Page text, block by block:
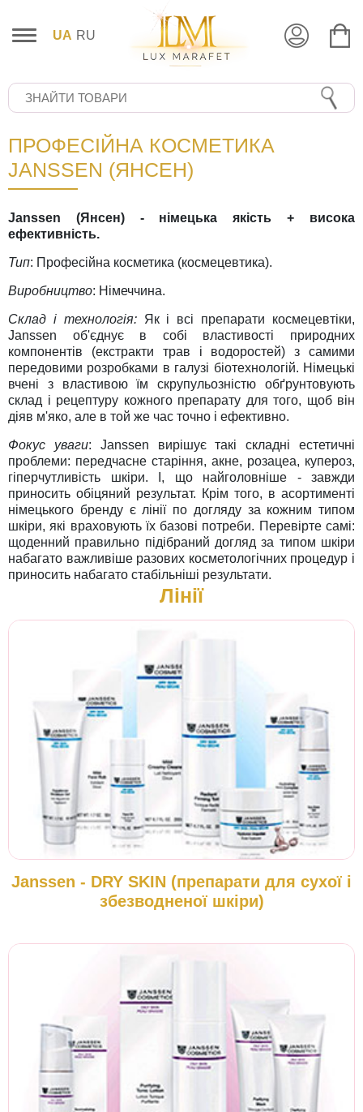
UA RU
ПРОФЕСІЙНА КОСМЕТИКА
JANSSEN (ЯНСЕН)
Janssen (Янсен) - німецька якість + висока
ефективність.
Тип: Професійна косметика (космецевтика).
Виробництво: Німеччина.
Склад і технологія:Як і всі препарати космецевтіки,
Janssen об'єднує в собі властивості природних
компонентів (екстракти трав і водоростей) з самими
передовими розробками в галузі біотехнологій. Німецькі
вчені з властивою їм скрупульозністю обґрунтовують
склад і рецептуру кожного препарату для того, щоб він
діяв м'яко, але в той же час точно і ефективно.
Фокус уваги: Janssen вирішує такі складні естетичні
проблеми: передчасне старіння, акне, розацеа, купероз,
гіперчутливість шкіри. І, що найголовніше - завжди
приносить обіцяний результат. Крім того, в асортименті
німецького бренду є лінії по догляду за кожним типом
шкіри, які враховують їх базові потреби. Перевірте самі:
щоденний правильно підібраний догляд за типом шкіри
набагато важливіше разових косметологічних процедур і
приносить набагато стабільніші результати.
Лінії
Janssen - DRY SKIN (препарати для сухої і
збезводненої шкіри)